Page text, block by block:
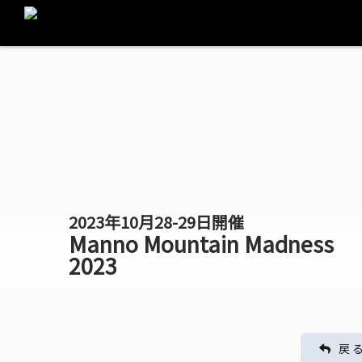
2023年10月28-29日開催
Manno Mountain Madness
2023
戻